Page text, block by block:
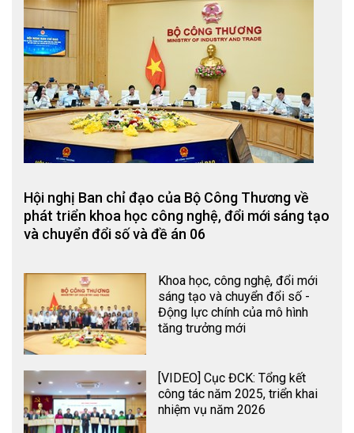
Hội nghị Ban chỉ đạo của Bộ Công Thương về
phát triển khoa học công nghệ, đổi mới sáng tạo
và chuyển đổi số và đề án 06
Khoa học, công nghệ, đổi mới
sáng tạo và chuyển đổi số -
Động lực chính của mô hình
tăng trưởng mới
[VIDEO] Cục ĐCK: Tổng kết
công tác năm 2025, triển khai
nhiệm vụ năm 2026